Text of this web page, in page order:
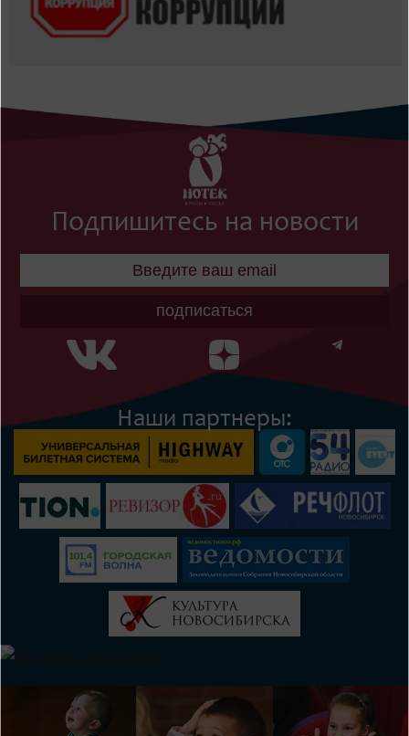
Подпишитесь на новости
подписаться
Наши партнеры: